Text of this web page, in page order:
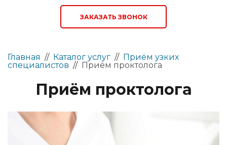
ЗАКАЗАТЬ ЗВОНОК
Главная // Каталог услуг // Приём узких
специалистов // Приём проктолога
Приём проктолога